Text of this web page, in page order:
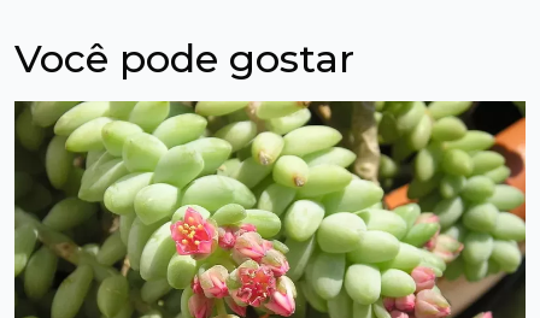
Você pode gostar